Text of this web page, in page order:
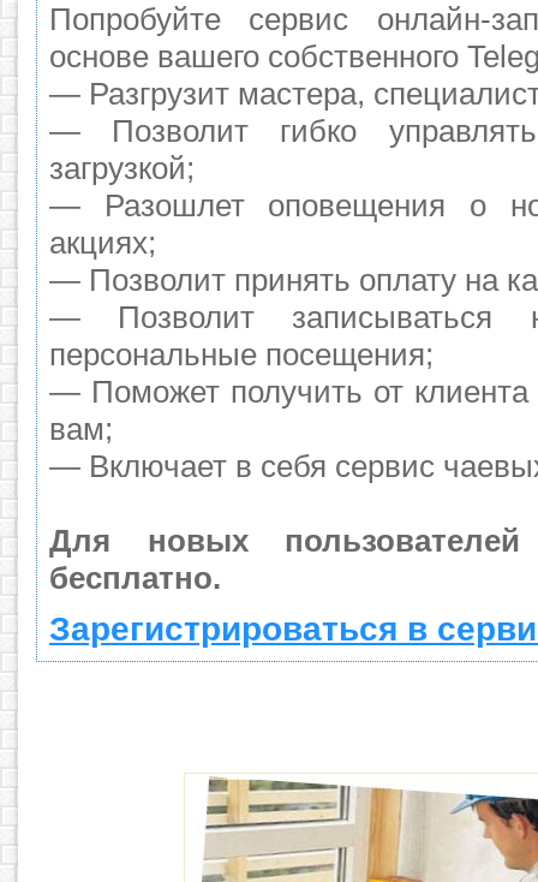
Попробуйте сервис онлайн-
основе вашего собственного
— Разгрузит мастера,
— Позволит гибко
загрузкой;
— Разошлет оповещения о
акциях;
— Позволит принять оплату на
— Позволит записываться
персональные посещения;
— Поможет получить от
вам;
— Включает в себя сервис
Для новых
бесплатно.
Зарегистрироваться в